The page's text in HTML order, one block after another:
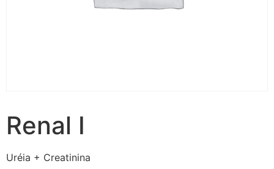
Renal I
Uréia + Creatinina